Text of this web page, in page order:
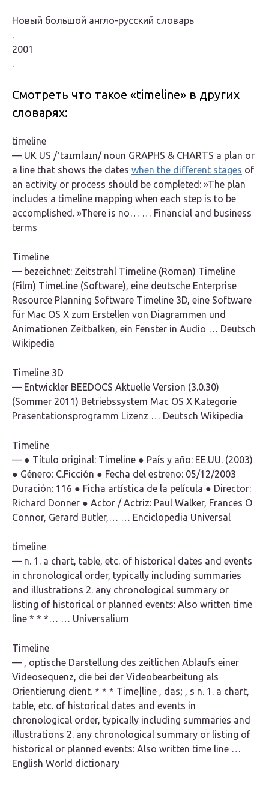
Новый большой англо-русский словарь
.
2001
.
Смотреть что такое «timeline» в других
словарях:
timeline
— UK US /ˈtaɪmlaɪn/ noun GRAPHS & CHARTS a plan or
a line that shows the dates when the different stages of
an activity or process should be completed: »The plan
includes a timeline mapping when each step is to be
accomplished. »There is no… … Financial and business
terms
Timeline
— bezeichnet: Zeitstrahl Timeline (Roman) Timeline
(Film) TimeLine (Software), eine deutsche Enterprise
Resource Planning Software Timeline 3D, eine Software
für Mac OS X zum Erstellen von Diagrammen und
Animationen Zeitbalken, ein Fenster in Audio … Deutsch
Wikipedia
Timeline 3D
— Entwickler BEEDOCS Aktuelle Version (3.0.30)
(Sommer 2011) Betriebssystem Mac OS X Kategorie
Präsentationsprogramm Lizenz … Deutsch Wikipedia
Timeline
— ● Título original: Timeline ● País y año: EE.UU. (2003)
● Género: C.Ficción ● Fecha del estreno: 05/12/2003
Duración: 116 ● Ficha artística de la película ● Director:
Richard Donner ● Actor / Actriz: Paul Walker, Frances O
Connor, Gerard Butler,… … Enciclopedia Universal
timeline
— n. 1. a chart, table, etc. of historical dates and events
in chronological order, typically including summaries
and illustrations 2. any chronological summary or
listing of historical or planned events: Also written time
line * * *… … Universalium
Timeline
— , optische Darstellung des zeitlichen Ablaufs einer
Videosequenz, die bei der Videobearbeitung als
Orientierung dient. * * * Time|line , das; , s n. 1. a chart,
table, etc. of historical dates and events in
chronological order, typically including summaries and
illustrations 2. any chronological summary or listing of
historical or planned events: Also written time line …
English World dictionary